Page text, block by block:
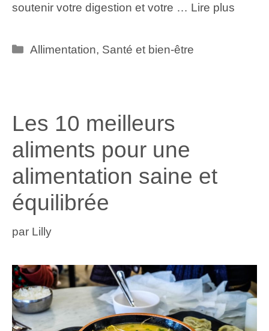
soutenir votre digestion et votre … Lire plus
Catégories
Allimentation, Santé et bien-être
Les 10 meilleurs
aliments pour une
alimentation saine et
équilibrée
par Lilly